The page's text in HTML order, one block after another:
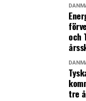
Det betyder bland
inte kan komma in i
underskrivet intyg
covid-19 med
Svenska
resa in i Danmark
på väg till besök av
och
tre